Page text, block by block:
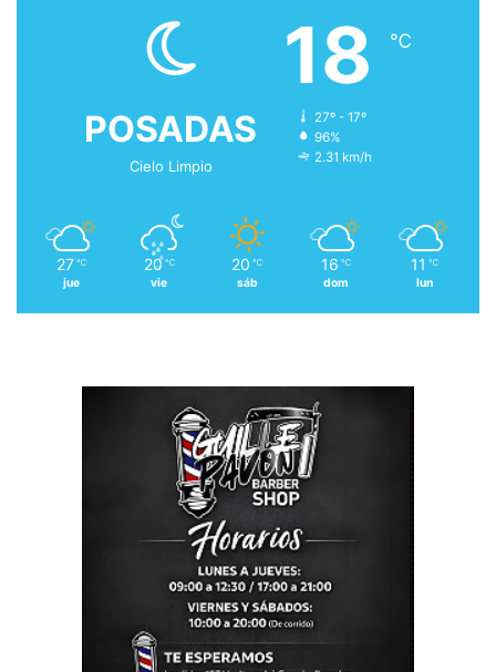
POSADAS
Cielo Limpio
18 ℃
27º - 17º
96%
2.31 km/h
27 ℃
jue
20 ℃
vie
20 ℃
sáb
16 ℃
dom
11 ℃
lun